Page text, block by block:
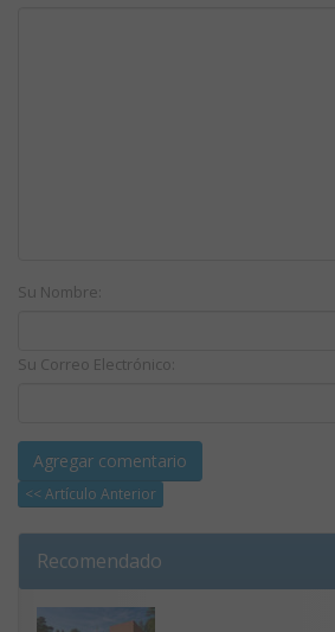
Su Nombre:
Su Correo Electrónico:
<< Artículo Anterior
Recomendado